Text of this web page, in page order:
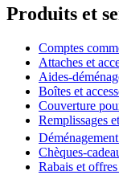
Produits et
Comptes
Attaches et
Aides-
Boîtes et
Couverture
Remplissages
Chèques-
Rabais et